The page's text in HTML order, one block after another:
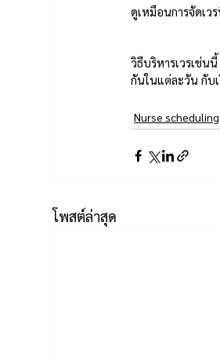
ดูเหมือนการจัดเว
วิธีบริหารเวรเช่น
กันในแต่ละวัน กับ
Nurse scheduling
โพสต์ล่าสุด